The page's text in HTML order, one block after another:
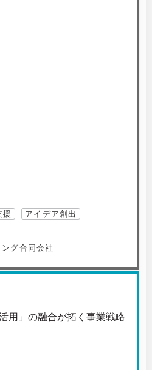
援 アイデア創出
グ合同会社
用」の融合が拓く事業戦略